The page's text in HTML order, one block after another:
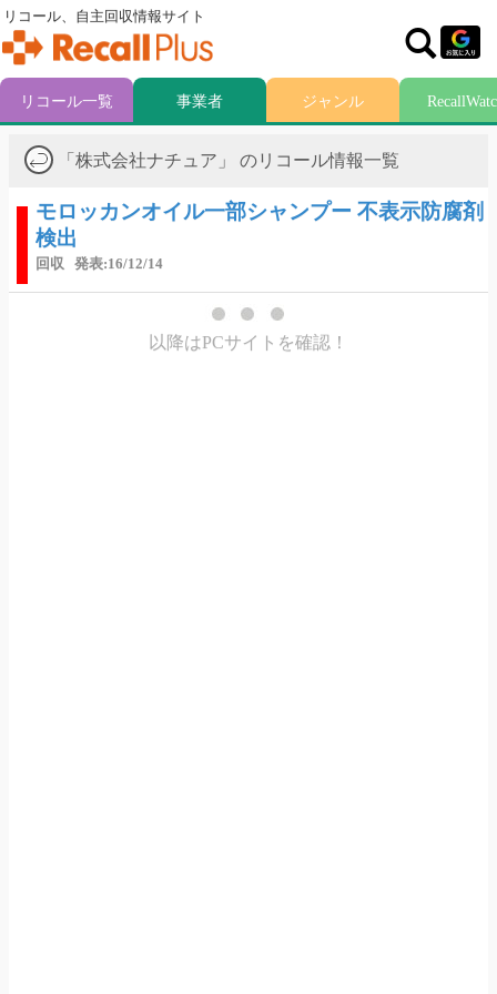
「株式会社ナチュア」 のリコール情報一覧
モロッカンオイル一部シャンプー 不表示防腐剤
検出
回収 発表:16/12/14
以降はPCサイトを確認！
リコール、自主回収情報サイト
リコール一覧 事業者 ジャンル